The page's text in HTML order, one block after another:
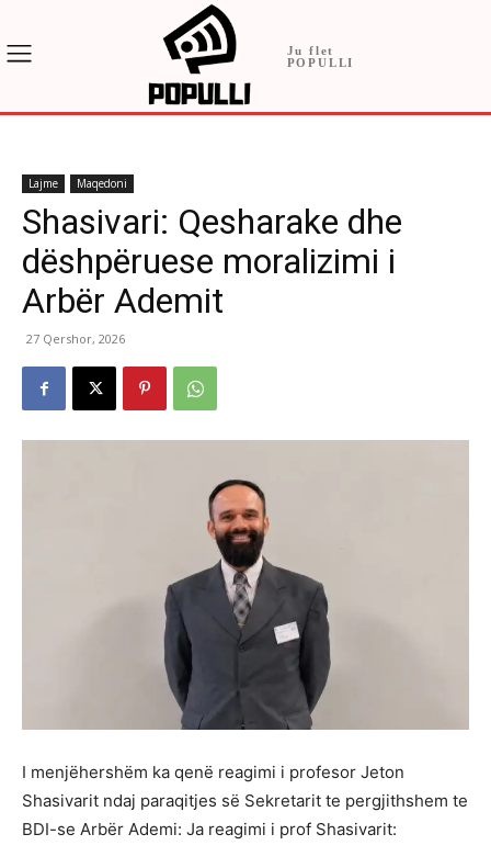
Ju flet
POPULLI
Lajme Maqedoni
Shasivari: Qesharake dhe
dëshpëruese moralizimi i
Arbër Ademit
27 Qershor, 2026
I menjëhershëm ka qenë reagimi i profesor Jeton
Shasivarit ndaj paraqitjes së Sekretarit te pergjithshem te
BDI-se Arbër Ademi: Ja reagimi i prof Shasivarit: